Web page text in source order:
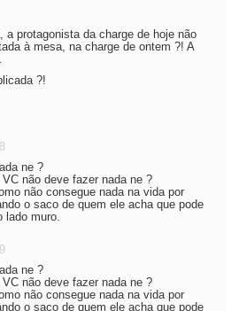
a protagonista da charge de hoje não
à mesa, na charge de ontem ?! A
?!
ne ?
não deve fazer nada ne ?
não consegue nada na vida por
o saco de quem ele acha que pode
lado muro.
ne ?
não deve fazer nada ne ?
não consegue nada na vida por
o saco de quem ele acha que pode